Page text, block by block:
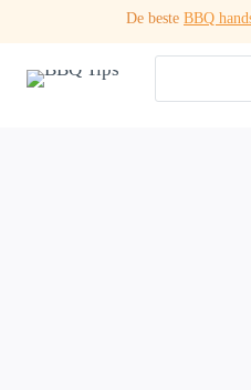
inhoud
De beste BBQ